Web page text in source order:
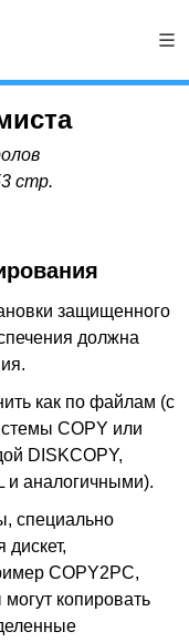
стр.
защищенного
должна
как по файлам (с
COPY или
DISKCOPY,
и аналогичными).
специально
COPY2PC,
копировать